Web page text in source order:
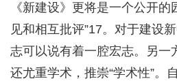
《新建设》更将是一个公开
见和相互批评”17。对于建设
志可以说有着一腔宏志。另一
还尤重学术，推崇“学术性”。